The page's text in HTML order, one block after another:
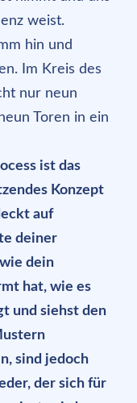
weist.
hin und
Im Kreis des
nur neun
Toren in ein
ist das
Konzept
auf
deiner
dein
hat, wie es
und siehst den
sind jedoch
der sich für